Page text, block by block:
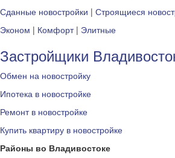
Сданные новостройки | Строящиеся
Эконом | Комфорт| Элитные
Застройщики
Обмен на новостройку
Ипотека в новостройке
Ремонт в новостройке
Купить квартиру в новостройке
Районы во Владивостоке